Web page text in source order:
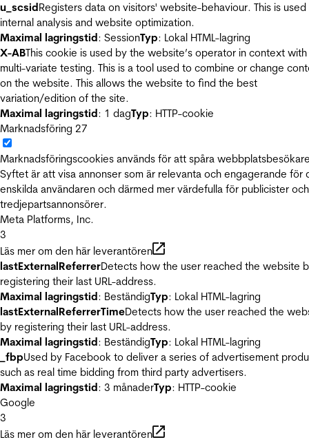
u_scsidRegisters data on visitors' website-behaviour. This is
internal analysis and website optimization.
Maximal lagringstid: SessionTyp: Lokal HTML-lagring
X-ABThis cookie is used by the website’s operator in context with
multi-variate testing. This is a tool used to combine or change
on the website. This allows the website to find the best
variation/edition of the site.
Maximal lagringstid: 1 dagTyp: HTTP-cookie
Marknadsföring 27
Marknadsföringscookies används för att spåra
Syftet är att visa annonser som är relevanta och engagerande för
enskilda användaren och därmed mer värdefulla för publicister och
tredjepartsannonsörer.
Meta Platforms, Inc.
3
Läs mer om den här leverantören
lastExternalReferrerDetects how the user reached the website
registering their last URL-address.
Maximal lagringstid: BeständigTyp: Lokal HTML-lagring
lastExternalReferrerTimeDetects how the user reached the
by registering their last URL-address.
Maximal lagringstid: BeständigTyp: Lokal HTML-lagring
_fbpUsed by Facebook to deliver a series of advertisement
such as real time bidding from third party advertisers.
Maximal lagringstid: 3 månaderTyp: HTTP-cookie
Google
3
Läs mer om den här leverantören